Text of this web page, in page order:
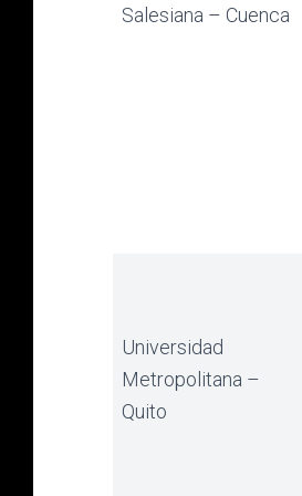
Salesiana – Cuenca
Universidad
Metropolitana –
Quito